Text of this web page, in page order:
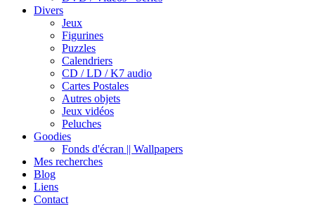
Divers
Jeux
Figurines
Puzzles
Calendriers
CD / LD / K7 audio
Cartes Postales
Autres objets
Jeux vidéos
Peluches
Goodies
Fonds d'écran || Wallpapers
Mes recherches
Blog
Liens
Contact